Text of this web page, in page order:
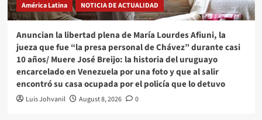
América Latina NOTICIA DE ACTUALIDAD
Anuncian la libertad plena de María Lourdes Afiuni, la
jueza que fue “la presa personal de Chávez” durante casi
10 años/ Muere José Breijo: la historia del uruguayo
encarcelado en Venezuela por una foto y que al salir
encontró su casa ocupada por el policía que lo detuvo
Luis Johvanil August 8, 2026 0